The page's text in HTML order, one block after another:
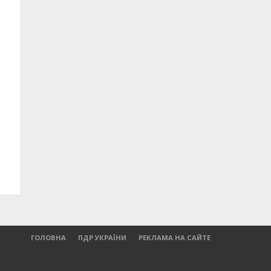
ГОЛОВНА ПДР УКРАЇНИ РЕКЛАМА НА САЙТЕ